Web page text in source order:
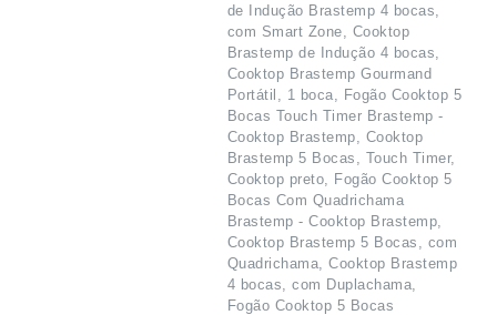
de Indução Brastemp 4 bocas,
com Smart Zone, Cooktop
Brastemp de Indução 4 bocas,
Cooktop Brastemp Gourmand
Portátil, 1 boca, Fogão Cooktop 5
Bocas Touch Timer Brastemp -
Cooktop Brastemp, Cooktop
Brastemp 5 Bocas, Touch Timer,
Cooktop preto, Fogão Cooktop 5
Bocas Com Quadrichama
Brastemp - Cooktop Brastemp,
Cooktop Brastemp 5 Bocas, com
Quadrichama, Cooktop Brastemp
4 bocas, com Duplachama,
Fogão Cooktop 5 Bocas